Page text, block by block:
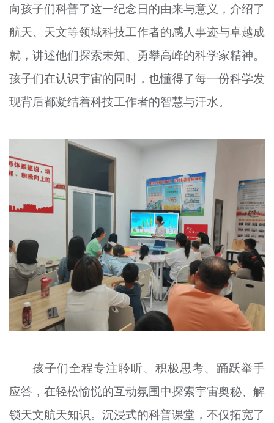
向孩子们科普了这一纪念日的由来与意义，介绍了
航天、天文等领域科技工作者的感人事迹与卓越成
就，讲述他们探索未知、勇攀高峰的科学家精神。
孩子们在认识宇宙的同时，也懂得了每一份科学发
现背后都凝结着科技工作者的智慧与汗水。
孩子们全程专注聆听、积极思考、踊跃举手
应答，在轻松愉悦的互动氛围中探索宇宙奥秘、解
锁天文航天知识。沉浸式的科普课堂，不仅拓宽了